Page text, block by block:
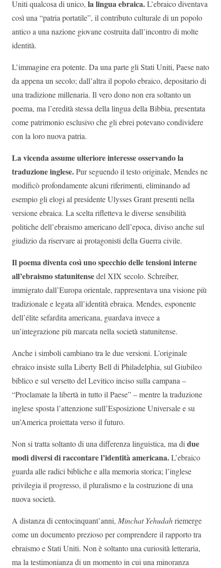
Uniti qualcosa di unico, la lingua ebraica.L’ebraico diventava
così una “patria portatile”, il contributo culturale di un popolo
antico a una nazione giovane costruita dall’incontro di molte
identità.
L’immagine era potente. Da una parte gli Stati Uniti, Paese nato
da appena un secolo; dall’altra il popolo ebraico, depositario di
una tradizione millenaria. Il vero dono non era soltanto un
poema, ma l’eredità stessa della lingua della Bibbia, presentata
come patrimonio esclusivo che gli ebrei potevano condividere
con la loro nuova patria.
La vicenda assume ulteriore interesse osservando la
traduzione inglese.Pur seguendo il testo originale, Mendes ne
modificò profondamente alcuni riferimenti, eliminando ad
esempio gli elogi al presidente Ulysses Grant presenti nella
versione ebraica. La scelta rifletteva le diverse sensibilità
politiche dell’ebraismo americano dell’epoca, diviso anche sul
giudizio da riservare ai protagonisti della Guerra civile.
Il poema diventa così uno specchio delle tensioni interne
all’ebraismo statunitensedel XIX secolo. Schreiber,
immigrato dall’Europa orientale, rappresentava una visione più
tradizionale e legata all’identità ebraica. Mendes, esponente
dell’élite sefardita americana, guardava invece a
un’integrazione più marcata nella società statunitense.
Anche i simboli cambiano tra le due versioni. L’originale
ebraico insiste sulla Liberty Bell di Philadelphia, sul Giubileo
biblico e sul versetto del Levitico inciso sulla campana –
“Proclamate la libertà in tutto il Paese” – mentre la traduzione
inglese sposta l’attenzione sull’Esposizione Universale e su
un’America proiettata verso il futuro.
Non si tratta soltanto di una differenza linguistica, ma di due
modi diversi di raccontare l’identità americana.L’ebraico
guarda alle radici bibliche e alla memoria storica; l’inglese
privilegia il progresso, il pluralismo e la costruzione di una
nuova società.
A distanza di centocinquant’anni, Minchat Yehudahriemerge
come un documento prezioso per comprendere il rapporto tra
ebraismo e Stati Uniti. Non è soltanto una curiosità letteraria,
ma la testimonianza di un momento in cui una minoranza